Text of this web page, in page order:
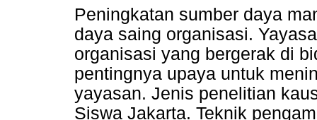
Peningkatan sumber daya
daya saing organisasi.
organisasi yang bergerak di
pentingnya upaya untuk
yayasan. Jenis penelitian
Siswa Jakarta. Teknik